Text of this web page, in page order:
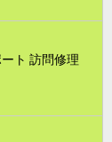
ト 訪問修理